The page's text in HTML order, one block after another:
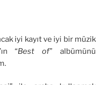
iyi kayıt ve iyi bir müzik
“Best of” albümünü